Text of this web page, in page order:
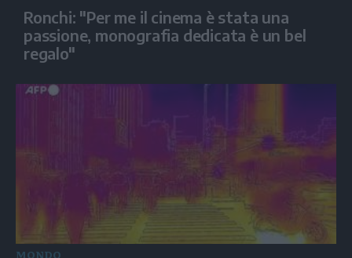
Ronchi: "Per me il cinema è stata una
passione, monografia dedicata è un bel
regalo"
MONDO